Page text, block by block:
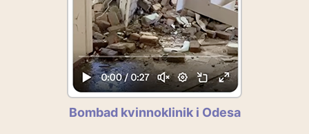
Bombad kvinnoklinik i Odesa